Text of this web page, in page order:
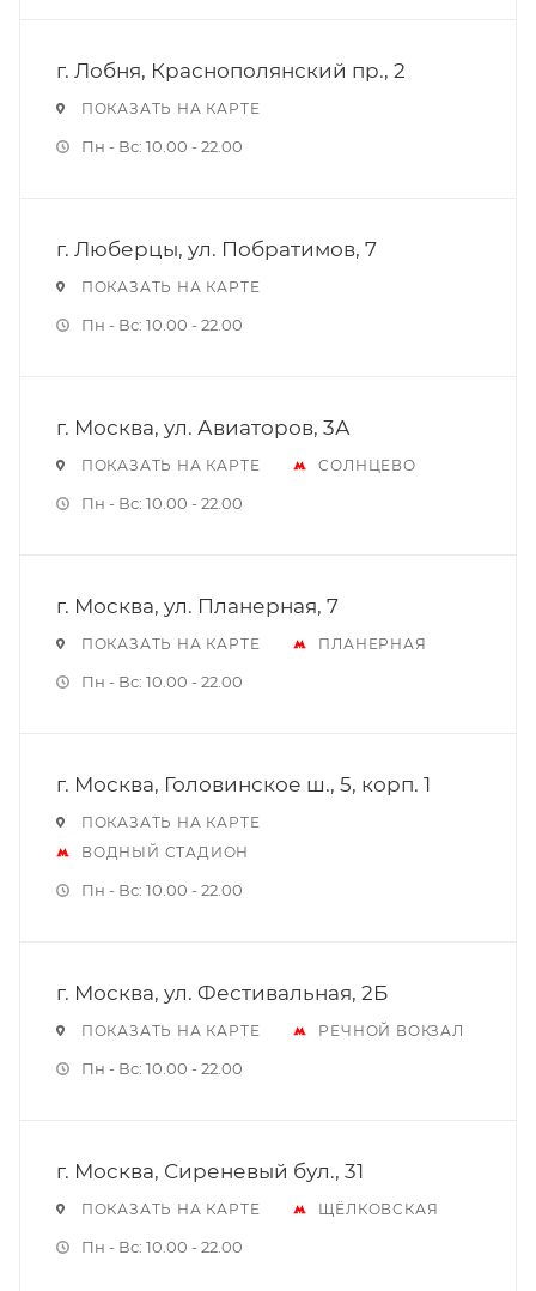
г. Лобня, Краснополянский пр., 2
ПОКАЗАТЬ НА КАРТЕ
Пн - Вс: 10.00 - 22.00
г. Люберцы, ул. Побратимов, 7
ПОКАЗАТЬ НА КАРТЕ
Пн - Вс: 10.00 - 22.00
г. Москва, ул. Авиаторов, 3А
ПОКАЗАТЬ НА КАРТЕ СОЛНЦЕВО
Пн - Вс: 10.00 - 22.00
г. Москва, ул. Планерная, 7
ПОКАЗАТЬ НА КАРТЕ ПЛАНЕРНАЯ
Пн - Вс: 10.00 - 22.00
г. Москва, Головинское ш., 5, корп. 1
ПОКАЗАТЬ НА КАРТЕ
ВОДНЫЙ СТАДИОН
Пн - Вс: 10.00 - 22.00
г. Москва, ул. Фестивальная, 2Б
ПОКАЗАТЬ НА КАРТЕ РЕЧНОЙ ВОКЗАЛ
Пн - Вс: 10.00 - 22.00
г. Москва, Сиреневый бул., 31
ПОКАЗАТЬ НА КАРТЕ ЩЁЛКОВСКАЯ
Пн - Вс: 10.00 - 22.00